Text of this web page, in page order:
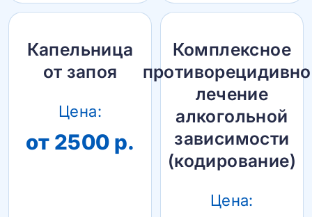
Капельница
от запоя
Цена:
от 2500 р.
Комплексное
лечение
алкогольной
зависимости
(кодирование)
Цена: